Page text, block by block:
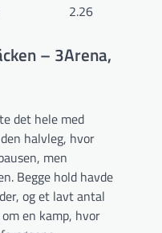
2.26
– 3Arena,
det hele med
halvleg, hvor
men
Begge hold havde
og et lavt antal
en kamp, hvor